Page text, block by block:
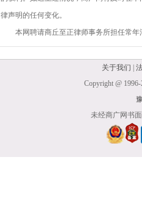
律声明的任何变化。
本网聘请商丘至正律师事务所担任常年
关于我们
Copyright @
未经商广网书